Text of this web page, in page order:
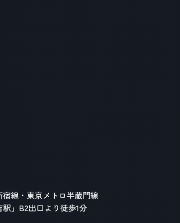
宿線・東京メトロ半蔵門線
駅」B2出口より徒歩1分